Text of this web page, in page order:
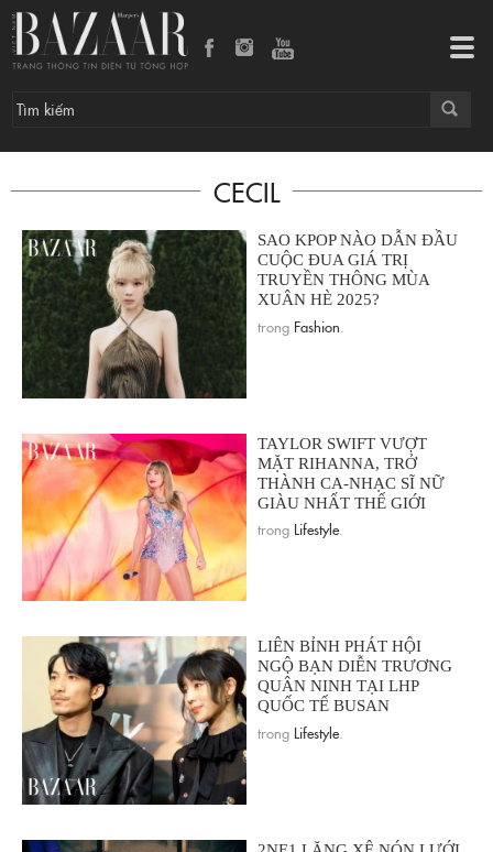
CECIL
SAO KPOP NÀO DẪN ĐẦU
CUỘC ĐUA GIÁ TRỊ
TRUYỀN THÔNG MÙA
XUÂN HÈ 2025?
trong Fashion
TAYLOR SWIFT VƯỢT
MẶT RIHANNA, TRỞ
THÀNH CA-NHẠC SĨ NỮ
GIÀU NHẤT THẾ GIỚI
trong Lifestyle
LIÊN BỈNH PHÁT HỘI
NGỘ BẠN DIỄN TRƯƠNG
QUÂN NINH TẠI LHP
QUỐC TẾ BUSAN
trong Lifestyle